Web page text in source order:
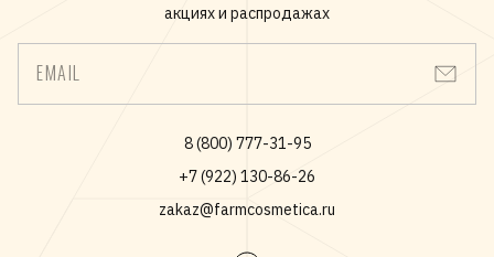
акциях и распродажах
EMAIL
8 (800) 777-31-95
+7 (922) 130-86-26
zakaz@farmcosmetica.ru